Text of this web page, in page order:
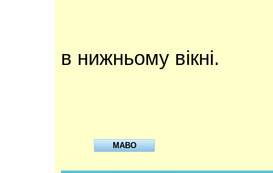
в нижньому вікні.
МАВО